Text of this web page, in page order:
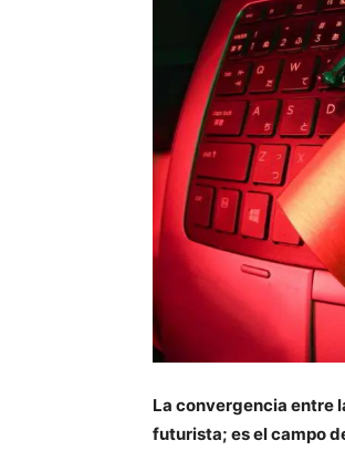
La convergencia entre
futurista; es el campo